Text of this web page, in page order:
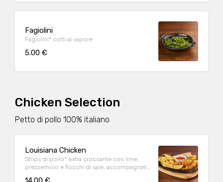
Fagiolini
Fagiolini* cotti al vapore
5.00 €
Chicken Selection
Petto di pollo 100% italiano
Louisiana Chicken
Strips di pollo* extra croccante con lime,
prezzemolo e fiocchi di sale, accompagnati